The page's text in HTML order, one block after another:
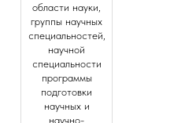
области науки,
группы научных
специальностей,
научной
специальности
программы
подготовки
научных и
научно-